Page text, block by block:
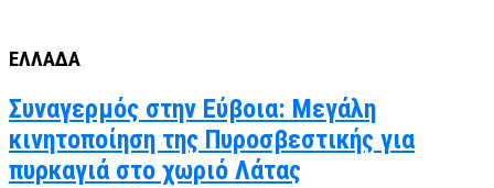
ΕΛΛΑΔΑ
Συναγερμός στην Εύβοια: Μεγάλη
κινητοποίηση της Πυροσβεστικής για
πυρκαγιά στο χωριό Λάτας